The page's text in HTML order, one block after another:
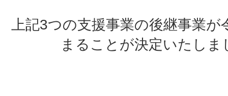
上記3つの支援事業の後継事業が
まることが決定いたしま